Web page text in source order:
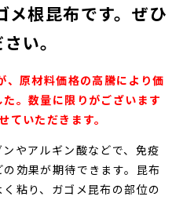
メ根昆布です。ぜひ
い。
原材料価格の高騰により価
。数量に限りがございます
ていただきます。
やアルギン酸などで、免疫
効果が期待できます。昆布
粘り、ガゴメ昆布の部位の